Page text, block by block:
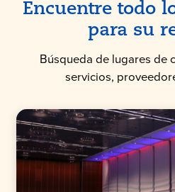
Encuentre todo
para su
Búsqueda de lugares de
servicios,